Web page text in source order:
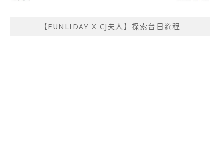
【FUNLIDAY X CJ夫人】探索台日遊程